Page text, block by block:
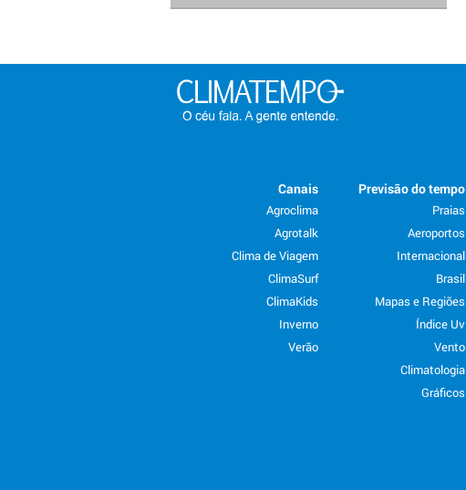
Previsão do tempo
Praias
Aeroportos
Internacional
Brasil
Mapas e Regiões
Índice Uv
Vento
Climatologia
Gráficos
Canais
Agroclima
Agrotalk
Clima de Viagem
ClimaSurf
ClimaKids
Inverno
Verão